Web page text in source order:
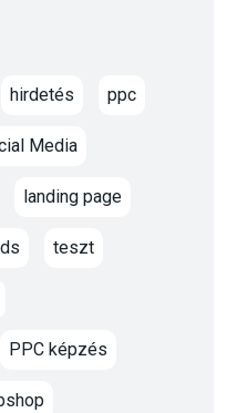
hirdetés ppc
Media
landing page
teszt
PPC képzés